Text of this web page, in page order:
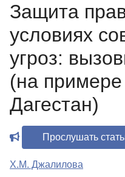
Защита
условиях
угроз:
(на
Дагестан)
Прослушать
Х.М. Джалилова